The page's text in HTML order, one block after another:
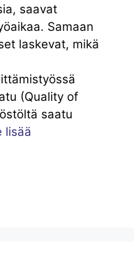
saavat
Samaan
laskevat, mikä
(Quality of
saatu
lisää